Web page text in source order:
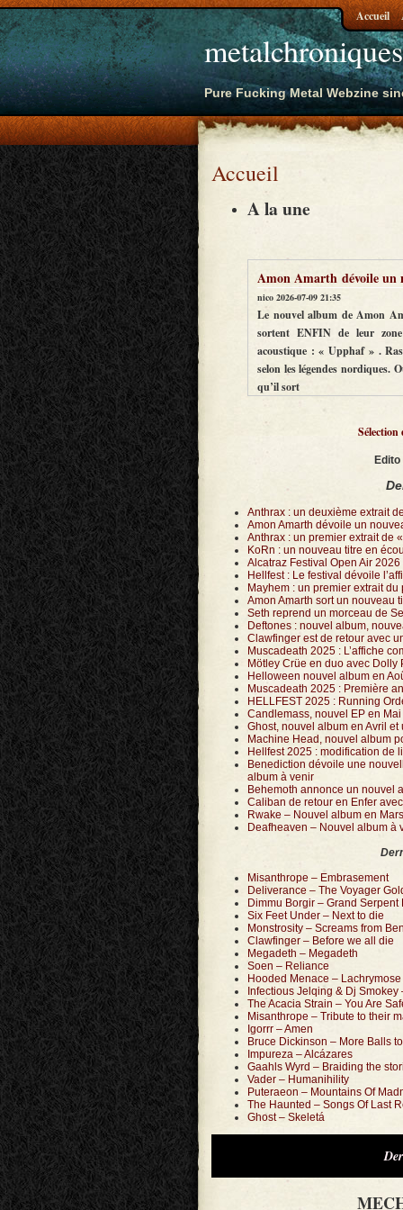
Pure Fucking Metal Webzine
Accueil
Accueil
A la une
titre surprenant
sait se faire désirer. En attendant les suédois
de confort pour nous offrir un nouveau titre
vous, on y parle de Odin, le « père de tout »
! Pas d’info sur le prochain album hormis le fait
Misanthrope –
nico 2026-06-30 17:48
Depuis 2017 et ΑXΩ,
(EP, album de reprises et
catalogue ont occupé le
le groupe allait-il proposer
Sélection
Edito
Anthrax : un deuxième extrait
Amon Amarth dévoile un
Anthrax : un premier extrait de
KoRn : un nouveau titre en
Alcatraz Festival Open Air
Hellfest : Le festival dévoile
Mayhem : un premier extrait
Amon Amarth sort un nouveau
Seth reprend un morceau de
Deftones : nouvel album,
Clawfinger est de retour avec
Muscadeath 2025 : L’affiche
Mötley Crüe en duo avec Dolly
Helloween nouvel album en
Muscadeath 2025 : Première
HELLFEST 2025 : Running
Candlemass, nouvel EP en
Ghost, nouvel album en Avril
Machine Head, nouvel album
Hellfest 2025 : modification de
Benediction dévoile une
album à venir
Behemoth annonce un nouvel
Caliban de retour en Enfer
Rwake – Nouvel album en
Deafheaven – Nouvel album à
Misanthrope – Embrasement
Deliverance – The Voyager
Dimmu Borgir – Grand Serpent
Six Feet Under – Next to die
Monstrosity – Screams from
Clawfinger – Before we all die
Megadeth – Megadeth
Soen – Reliance
Hooded Menace –
Infectious Jelqing & Dj
The Acacia Strain – You Are
Misanthrope – Tribute to their
Igorrr – Amen
Bruce Dickinson – More Balls
Impureza – Alcázares
Gaahls Wyrd – Braiding the
Vader – Humanihility
Puteraeon – Mountains Of
The Haunted – Songs Of Last
Ghost – Skeletá